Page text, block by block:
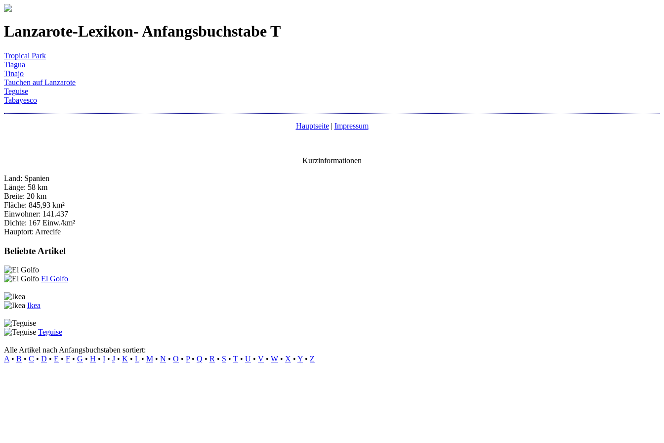
Lanzarote-Lexikon- Anfangsbuchstabe T
Tropical Park
Tiagua
Tinajo
Tauchen auf Lanzarote
Teguise
Tabayesco
Hauptseite| Impressum
Kurzinformationen
Land: Spanien
Länge: 58 km
Breite: 20 km
Fläche: 845,93 km²
Einwohner: 141.437
Dichte: 167 Einw./km²
Hauptort: Arrecife
Beliebte Artikel
El Golfo
Ikea
Teguise
Alle Artikel nach Anfangsbuchstaben sortiert:
A • B • C • D • E • F • G • H • I • J • K • L • M • N • O • P• Q • R • S • T • U • V • W • X • Y • Z